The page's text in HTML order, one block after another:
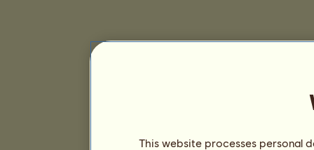
This website processes personal